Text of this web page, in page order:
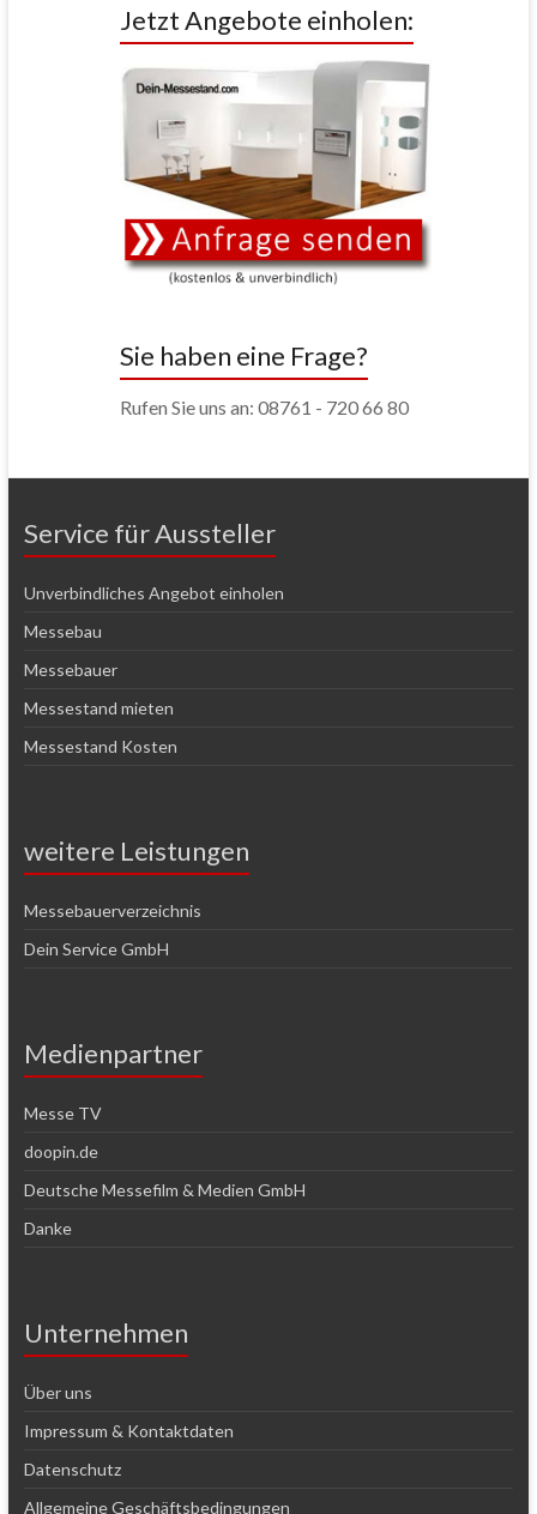
Jetzt Angebote einholen:
Sie haben eine Frage?
Rufen Sie uns an: 08761 - 720 66 80
Service für Aussteller
Unverbindliches Angebot einholen
Messebau
Messebauer
Messestand mieten
Messestand Kosten
weitere Leistungen
Messebauerverzeichnis
Dein Service GmbH
Medienpartner
Messe TV
doopin.de
Deutsche Messefilm & Medien GmbH
Danke
Unternehmen
Über uns
Impressum & Kontaktdaten
Datenschutz
Allgemeine Geschäftsbedingungen